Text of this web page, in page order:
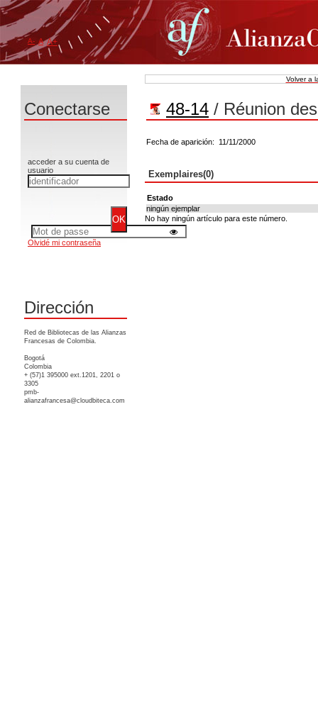
Volver a
48-14 / Réunion
Fecha de aparición: 11/11/2000
Exemplaires(0)
Estado
ningún ejemplar
No hay ningún artículo para este número.
A- A A+
Conectarse
acceder a su cuenta de
usuario
Olvidé mi contraseña
Dirección
Red de Bibliotecas de las Alianzas
Francesas de Colombia.
Bogotá
Colombia
+ (57)1 395000 ext.1201, 2201 o
3305
pmb-
alianzafrancesa@cloudbiteca.com